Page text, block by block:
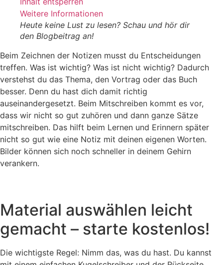
Weitere Informationen
Heute keine Lust zu lesen? Schau und hör dir
den Blogbeitrag an!
Beim Zeichnen der Notizen musst du Entscheidungen
treffen. Was ist wichtig? Was ist nicht wichtig? Dadurch
verstehst du das Thema, den Vortrag oder das Buch
besser. Denn du hast dich damit richtig
auseinandergesetzt. Beim Mitschreiben kommt es vor,
dass wir nicht so gut zuhören und dann ganze Sätze
mitschreiben. Das hilft beim Lernen und Erinnern später
nicht so gut wie eine Notiz mit deinen eigenen Worten.
Bilder können sich noch schneller in deinem Gehirn
verankern.
Material auswählen leicht
gemacht – starte kostenlos!
Die wichtigste Regel: Nimm das, was du hast. Du kannst